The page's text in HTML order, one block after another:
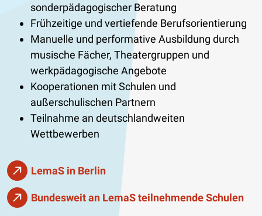
sonderpädagogischer Beratung
Frühzeitige und vertiefende Berufsorientierung
Manuelle und performative Ausbildung durch
musische Fächer, Theatergruppen und
werkpädagogische Angebote
Kooperationen mit Schulen und
außerschulischen Partnern
Teilnahme an deutschlandweiten
Wettbewerben
LemaS in Berlin
Bundesweit an LemaS teilnehmende Schulen